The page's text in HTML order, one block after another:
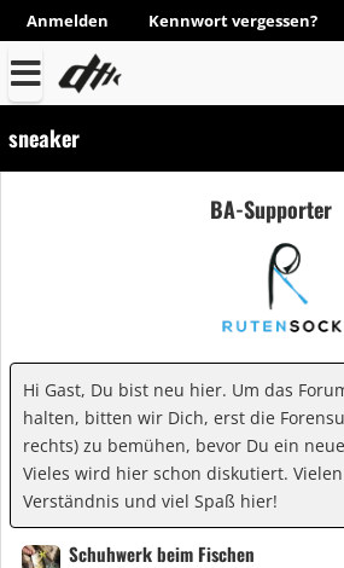
Anmelden Kennwort vergessen?
sneaker
BA-Supporter
Hi Gast, Du bist neu hier. Um das
halten, bitten wir Dich, erst die
rechts) zu bemühen, bevor Du ein
Vieles wird hier schon diskutiert.
Verständnis und viel Spaß hier!
Schuhwerk beim Fischen